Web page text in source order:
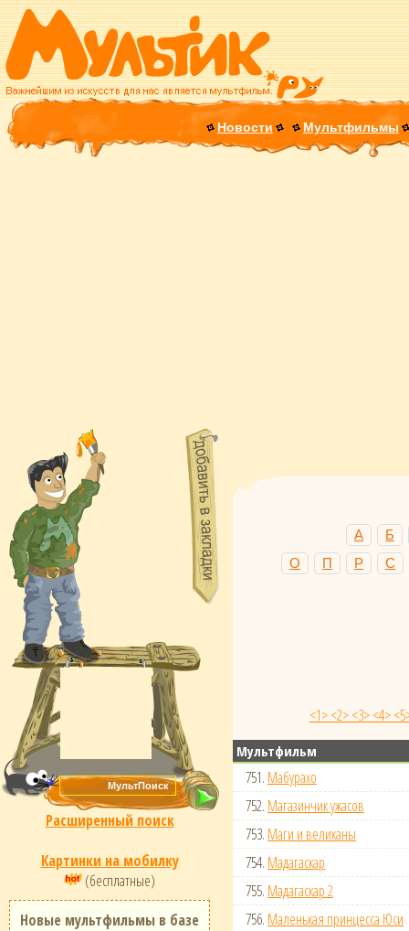
Новости Мультфильмы
Расширенный поиск
Картинки на мобилку
(бесплатные)
Новые мультфильмы в базе
А
Б
О
П Р С
<1><2><3><4>
Мультфильм
751. Мабурахо
752. Магазинчик ужасов
753. Маги и великаны
754. Мадагаскар
755. Мадагаскар 2
756. Маленькая принцесса Юси